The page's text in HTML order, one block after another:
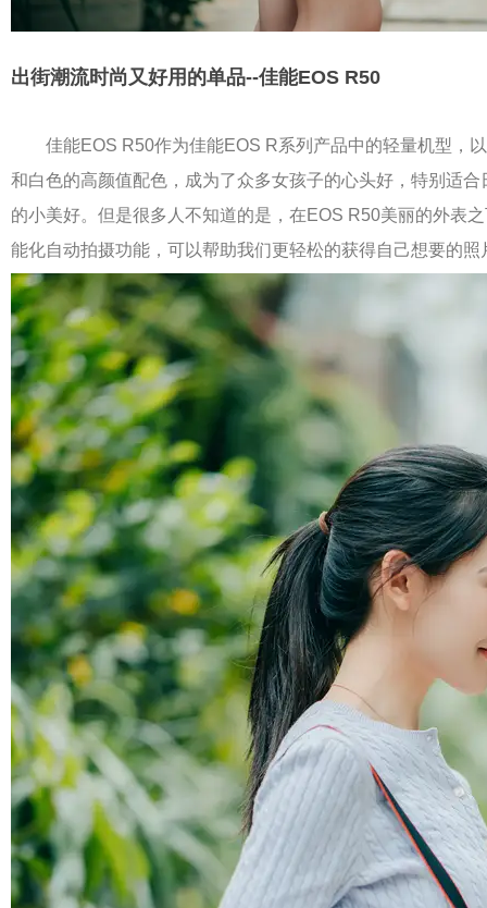
出街潮流时尚又好用的单品--佳能EOS R50
佳能EOS R50作为佳能EOS R系列产品中的轻量机型，以
和白色的高颜值配色，成为了众多女孩子的心头好，特别适合
的小美好。但是很多人不知道的是，在EOS R50美丽的外表
能化自动拍摄功能，可以帮助我们更轻松的获得自己想要的照